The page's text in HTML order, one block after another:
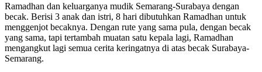
Ramadhan dan keluarganya mudik Semarang-Surabaya dengan
becak. Berisi 3 anak dan istri, 8 hari dibutuhkan Ramadhan untuk
menggenjot becaknya. Dengan rute yang sama pula, dengan becak
yang sama, tapi tertambah muatan satu kepala lagi, Ramadhan
mengangkut lagi semua cerita keringatnya di atas becak Surabaya-
Semarang.